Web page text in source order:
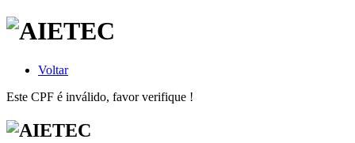
Voltar
Este CPF é inválido, favor verifique !